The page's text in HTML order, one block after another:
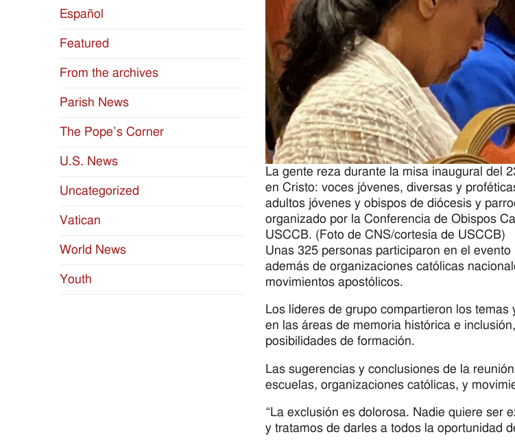
La gente reza durante la misa inaugural del
en Cristo: voces jóvenes, diversas y
adultos jóvenes y obispos de diócesis y
organizado por la Conferencia de Obispos
USCCB. (Foto de CNS/cortesía de USCCB)
Unas 325 personas participaron en el
además de organizaciones católicas
movimientos apostólicos.
Los líderes de grupo compartieron los
en las áreas de memoria histórica e
posibilidades de formación.
Las sugerencias y conclusiones de la
escuelas, organizaciones católicas, y
“La exclusión es dolorosa. Nadie quiere ser
y tratamos de darles a todos la oportunidad
Español
Featured
From the archives
Parish News
The Pope’s Corner
U.S. News
Uncategorized
Vatican
World News
Youth